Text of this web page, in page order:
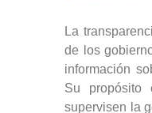
La
de los
información
Su propósito
supervisen la